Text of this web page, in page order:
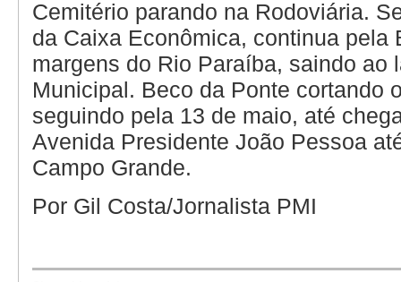
Cemitério parando na Rodoviária.
da Caixa Econômica, continua pela
margens do Rio Paraíba, saindo ao
Municipal. Beco da Ponte cortando
seguindo pela 13 de maio, até
Avenida Presidente João Pessoa
Campo Grande.
Por Gil Costa/Jornalista PMI